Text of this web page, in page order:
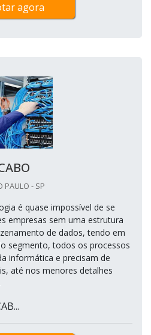
agora
PAULO - SP
é quase impossível de se
empresas sem uma estrutura
de dados, tendo em
segmento, todos os processos
informática e precisam de
até nos menores detalhes